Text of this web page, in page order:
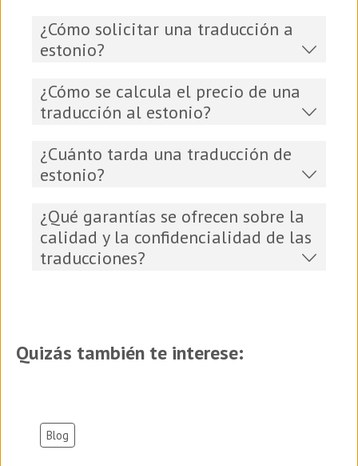
¿Cómo solicitar una traducción a
estonio?
¿Cómo se calcula el precio de una
traducción al estonio?
¿Cuánto tarda una traducción de
estonio?
¿Qué garantías se ofrecen sobre la
calidad y la confidencialidad de las
traducciones?
Quizás también te interese:
Blog